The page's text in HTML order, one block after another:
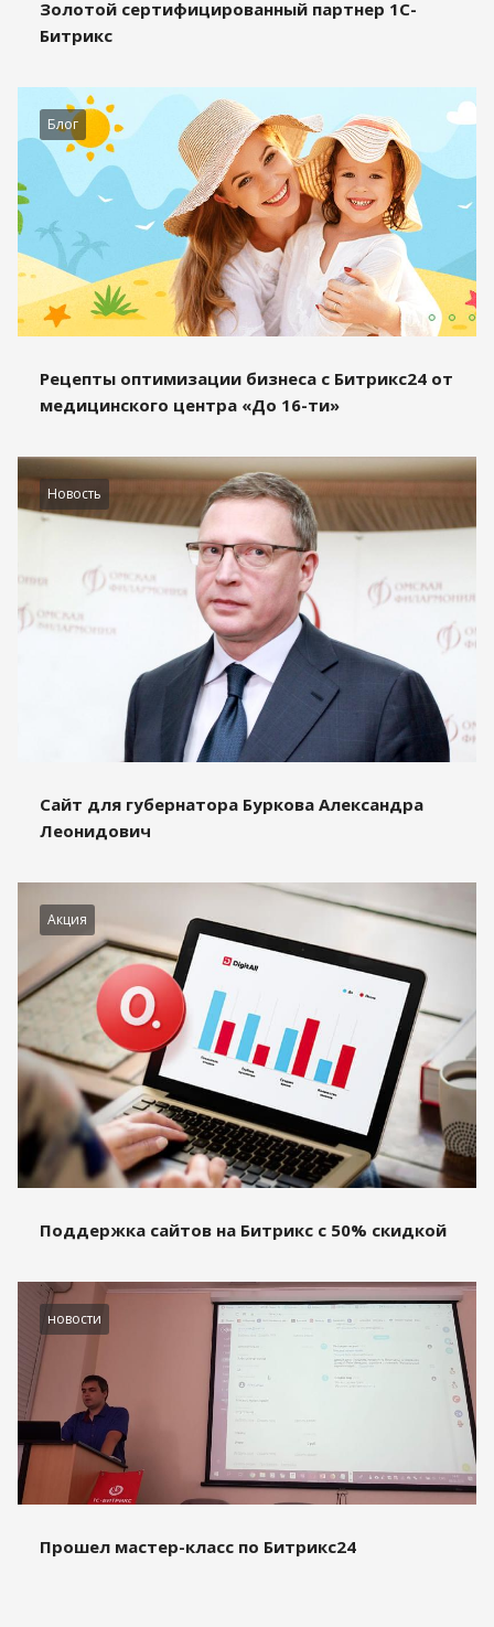
Золотой сертифицированный партнер 1С-
Битрикс
Блог
Рецепты оптимизации бизнеса с Битрикс24 от
медицинского центра «До 16-ти»
Новость
Сайт для губернатора Буркова Александра
Леонидович
Акция
Поддержка сайтов на Битрикс с 50% скидкой
новости
Прошел мастер-класс по Битрикс24